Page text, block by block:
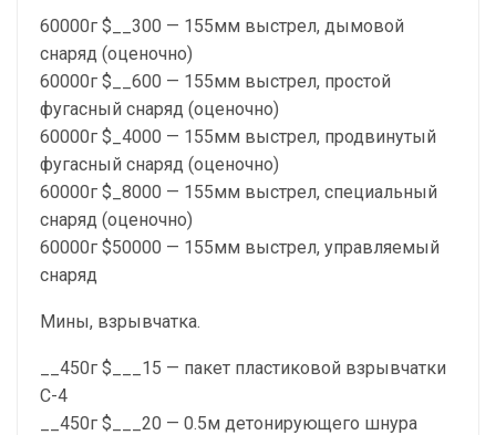
60000г $__300 — 155мм выстрел, дымовой
снаряд (оценочно)
60000г $__600 — 155мм выстрел, простой
фугасный снаряд (оценочно)
60000г $_4000 — 155мм выстрел, продвинутый
фугасный снаряд (оценочно)
60000г $_8000 — 155мм выстрел, специальный
снаряд (оценочно)
60000г $50000 — 155мм выстрел, управляемый
снаряд
Мины, взрывчатка.
__450г $___15 — пакет пластиковой взрывчатки
С-4
__450г $___20 — 0.5м детонирующего шнура